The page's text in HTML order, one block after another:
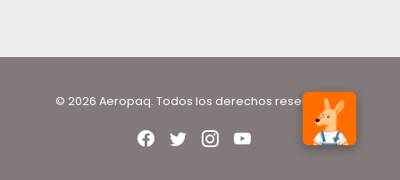
© 2026 Aeropaq. Todos los derechos reservados.